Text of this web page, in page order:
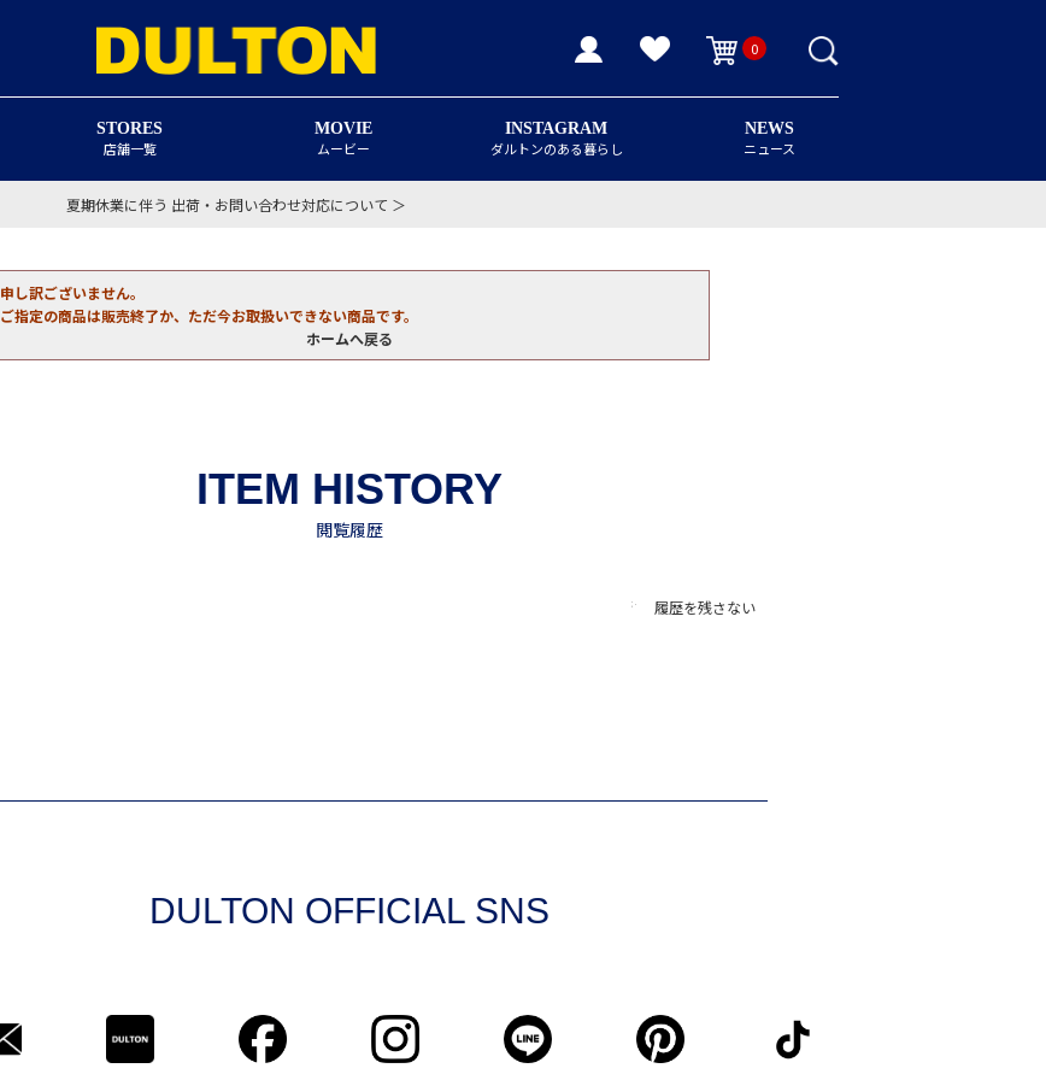
0
STORES
店舗一覧
MOVIE
ムービー
INSTAGRAM
ダルトンのある暮らし
NEWS
ニュース
夏期休業に伴う 出荷・お問い合わせ対応について ＞
申し訳ございません。
ご指定の商品は販売終了か、ただ今お取扱いできない商品です。
ホームへ戻る
履歴を残さない
DULTON OFFICIAL SNS